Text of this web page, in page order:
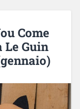
Come
Guin